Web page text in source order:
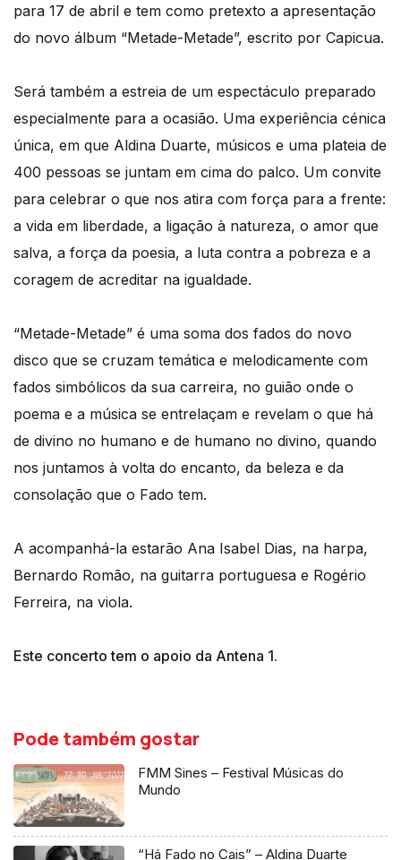
para 17 de abril e tem como pretexto a apresentação
do novo álbum “Metade-Metade”, escrito por Capicua.
Será também a estreia de um espectáculo preparado
especialmente para a ocasião. Uma experiência cénica
única, em que Aldina Duarte, músicos e uma plateia de
400 pessoas se juntam em cima do palco. Um convite
para celebrar o que nos atira com força para a frente:
a vida em liberdade, a ligação à natureza, o amor que
salva, a força da poesia, a luta contra a pobreza e a
coragem de acreditar na igualdade.
“Metade-Metade” é uma soma dos fados do novo
disco que se cruzam temática e melodicamente com
fados simbólicos da sua carreira, no guião onde o
poema e a música se entrelaçam e revelam o que há
de divino no humano e de humano no divino, quando
nos juntamos à volta do encanto, da beleza e da
consolação que o Fado tem.
A acompanhá-la estarão Ana Isabel Dias, na harpa,
Bernardo Romão, na guitarra portuguesa e Rogério
Ferreira, na viola.
Este concerto tem o apoio da Antena 1.
Pode também gostar
FMM Sines – Festival Músicas do
Mundo
“Há Fado no Cais” – Aldina Duarte